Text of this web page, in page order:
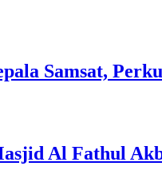
Samsat,
Al Fathul